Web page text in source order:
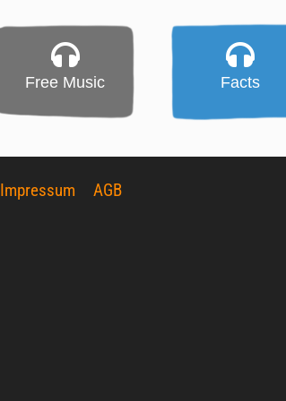
Free Music Facts
Impressum
AGB